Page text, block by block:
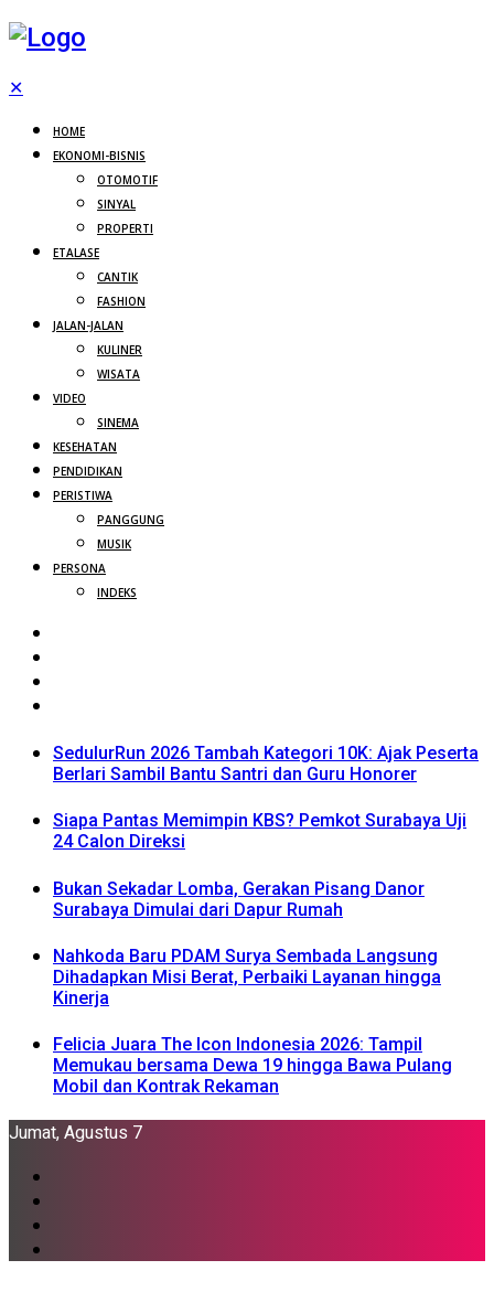
✕
HOME
EKONOMI-BISNIS
OTOMOTIF
SINYAL
PROPERTI
ETALASE
CANTIK
FASHION
JALAN-JALAN
KULINER
WISATA
VIDEO
SINEMA
KESEHATAN
PENDIDIKAN
PERISTIWA
PANGGUNG
MUSIK
PERSONA
INDEKS
SedulurRun 2026 Tambah Kategori 10K: Ajak Peserta
Berlari Sambil Bantu Santri dan Guru Honorer
Siapa Pantas Memimpin KBS? Pemkot Surabaya Uji
24 Calon Direksi
Bukan Sekadar Lomba, Gerakan Pisang Danor
Surabaya Dimulai dari Dapur Rumah
Nahkoda Baru PDAM Surya Sembada Langsung
Dihadapkan Misi Berat, Perbaiki Layanan hingga
Kinerja
Felicia Juara The Icon Indonesia 2026: Tampil
Memukau bersama Dewa 19 hingga Bawa Pulang
Mobil dan Kontrak Rekaman
Jumat, Agustus 7